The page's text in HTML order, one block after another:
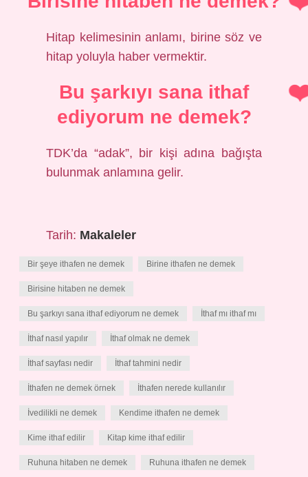
Hitap kelimesinin anlamı, birine söz ve
hitap yoluyla haber vermektir.
Bu şarkıyı sana ithaf
ediyorum ne demek?
TDK’da “adak”, bir kişi adına bağışta
bulunmak anlamına gelir.
Tarih: Makaleler
Bir şeye ithafen ne demek Birine ithafen ne demek
Birisine hitaben ne demek
Bu şarkıyı sana ithaf ediyorum ne demek İthaf mı ithaf mı
İthaf nasıl yapılır İthaf olmak ne demek
İthaf sayfası nedir İthaf tahmini nedir
İthafen ne demek örnek İthafen nerede kullanılır
İvedilikli ne demek Kendime ithafen ne demek
Kime ithaf edilir Kitap kime ithaf edilir
Ruhuna hitaben ne demek Ruhuna ithafen ne demek